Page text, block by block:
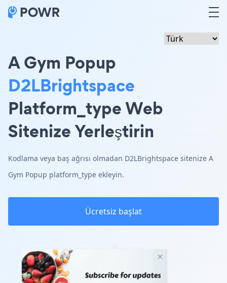
A Gym Popup
D2LBrightspace
Platform_type Web
Sitenize Yerleştirin
Kodlama veya baş ağrısı olmadan D2LBrightspace sitenize A
Gym Popup platform_type ekleyin.
Ücretsiz başlat